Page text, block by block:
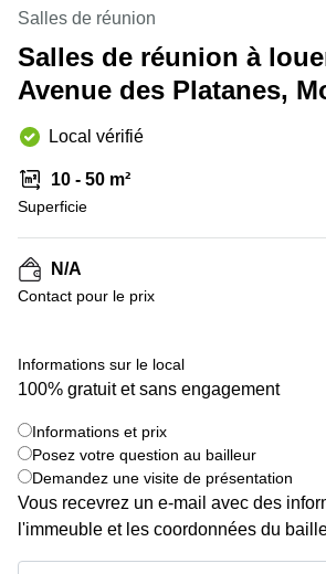
Strasbourg
Centres
d'affaires
Toulouse
Toulouse
Coworking
Nice
Centres
Lyon
Centre
Montpellier
Salles de réunion
Salles de réunion à
Avenue des Platanes,
Local vérifié
10 - 50 m²
Superficie
N/A
Contact pour le prix
Informations sur le local
100% gratuit et sans engagement
Informations et prix
Posez votre question au bailleur
Demandez une visite de présentation
Vous recevrez un e-mail avec des
l'immeuble et les coordonnées du